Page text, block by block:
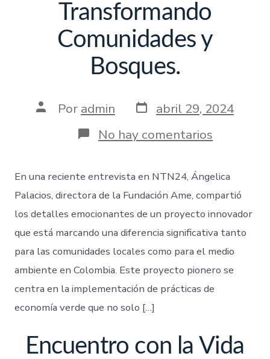
Transformando
Comunidades y
Bosques.
Por admin
abril 29, 2024
No hay comentarios
En una reciente entrevista en NTN24, Ángelica
Palacios, directora de la Fundación Ame, compartió
los detalles emocionantes de un proyecto innovador
que está marcando una diferencia significativa tanto
para las comunidades locales como para el medio
ambiente en Colombia. Este proyecto pionero se
centra en la implementación de prácticas de
economía verde que no solo […]
Encuentro con la Vida